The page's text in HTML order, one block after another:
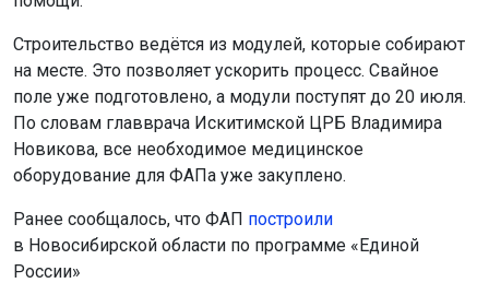
Строительство ведётся из модулей, которые собирают
на месте. Это позволяет ускорить процесс. Свайное
поле уже подготовлено, а модули поступят до 20 июля.
По словам главврача Искитимской ЦРБ Владимира
Новикова, все необходимое медицинское
оборудование для ФАПа уже закуплено.
Ранее сообщалось, что ФАП построили
в Новосибирской области по программе «Единой
России»